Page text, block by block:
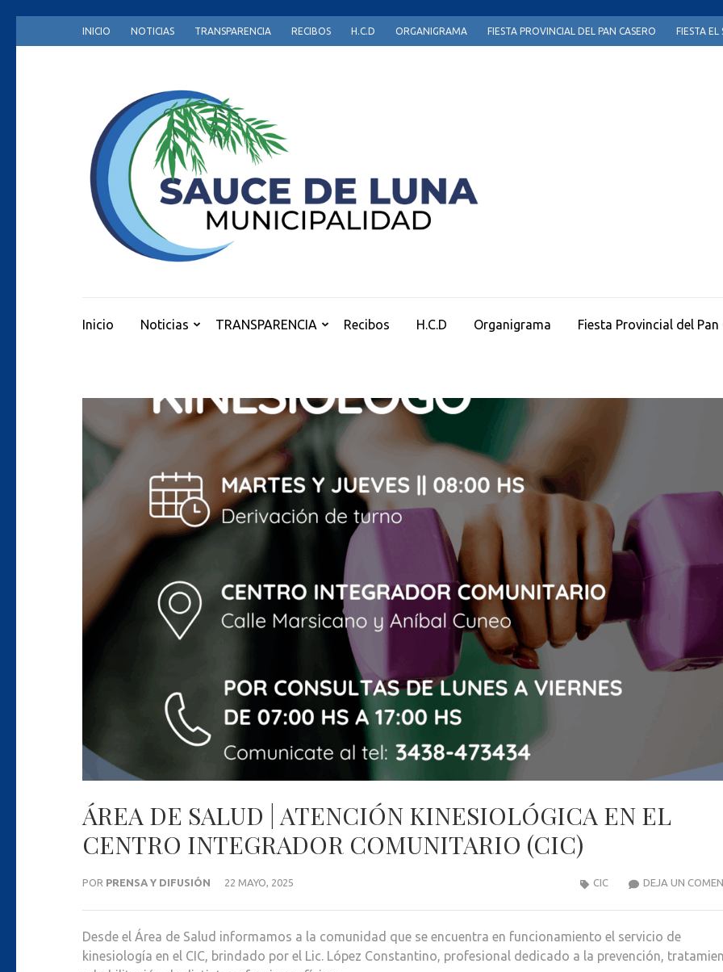
to
INICIO NOTICIAS TRANSPARENCIA RECIBOS H.C.D ORGANIGRAMA FIESTA PROVINCIAL DEL PAN CASERO FIESTA EL
Inicio Noticias TRANSPARENCIA Recibos H.C.D Organigrama Fiesta Provincial del Pan
ÁREA DE SALUD | ATENCIÓN KINESIOLÓGICA EN EL
CENTRO INTEGRADOR COMUNITARIO (CIC)
POR PRENSA Y DIFUSIÓN 22 MAYO, 2025 DEJA UN
CIC
Desde el Área de Salud informamos a la comunidad que se encuentra en funcionamiento el servicio de
kinesiología en el CIC, brindado por el Lic. López Constantino, profesional dedicado a la prevención,